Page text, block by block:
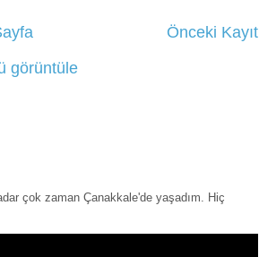
Önceki Kayıt
görüntüle
çok zaman Çanakkale'de yaşadım. Hiç